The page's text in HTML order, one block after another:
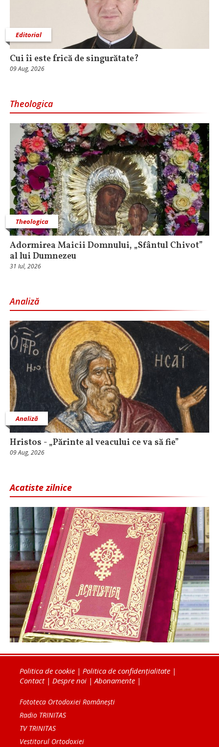
Editorial
Cui îi este frică de singurătate?
09 Aug, 2026
Theologica
Theologica
Adormirea Maicii Domnului, „Sfântul Chivot”
al lui Dumnezeu
31 Iul, 2026
Analiză
Analiză
Hristos - „Părinte al veacului ce va să fie”
09 Aug, 2026
Acatiste zilnice
Politica de cookie | Politica de confidențialitate |
Contact| Despre noi |Abonamente |
Fototeca Ortodoxiei Românești
Radio TRINITAS
TV TRINITAS
Vestitorul Ortodoxiei